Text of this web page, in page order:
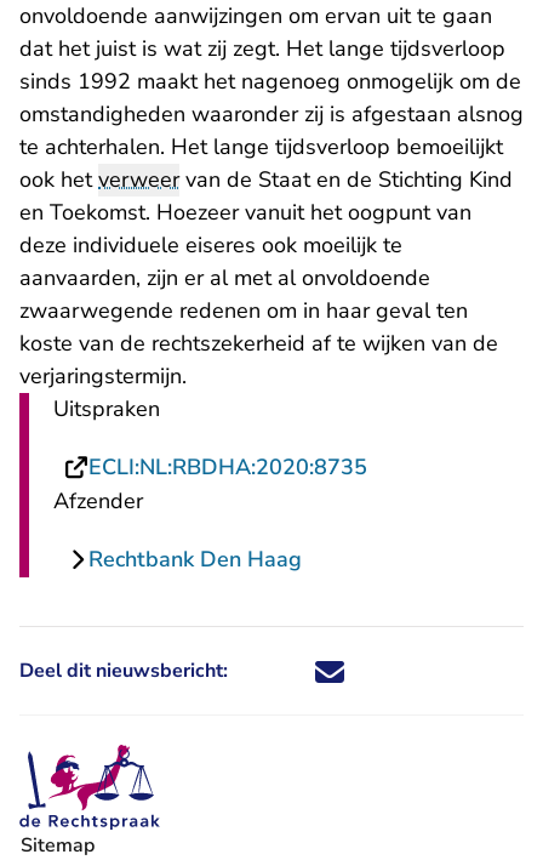
onvoldoende aanwijzingen om ervan uit te gaan
dat het juist is wat zij zegt. Het lange tijdsverloop
sinds 1992 maakt het nagenoeg onmogelijk om de
omstandigheden waaronder zij is afgestaan alsnog
te achterhalen. Het lange tijdsverloop bemoeilijkt
ook hetverweervan de Staat en de Stichting Kind
en Toekomst. Hoezeer vanuit het oogpunt van
deze individuele eiseres ook moeilijk te
aanvaarden, zijn er al met al onvoldoende
zwaarwegende redenen om in haar geval ten
koste van de rechtszekerheid af te wijken van de
verjaringstermijn.
Uitspraken
ECLI:NL:RBDHA:2020:8735
Afzender
Rechtbank Den Haag
Deel dit nieuwsbericht: Deel dit nieuwsbericht via X -
Deel dit nieuwsbericht via
Deel dit nieuwsbericht
Deel dit
Sitemap